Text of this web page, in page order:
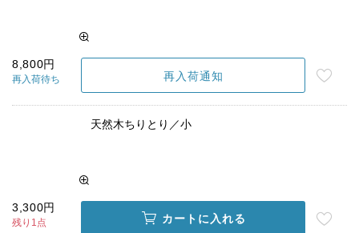
8,800円
再入荷待ち 再入荷通知
天然木ちりとり／小
3,300円
残り1点 カートに入れる